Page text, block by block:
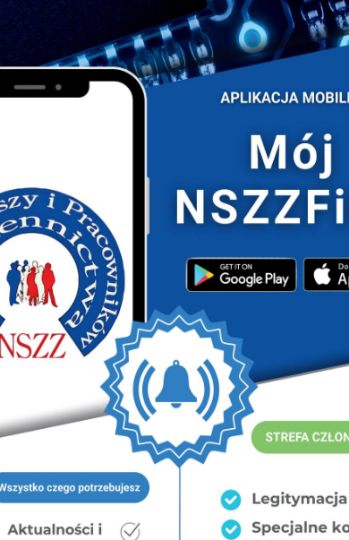
przestawił sprawozdanie ze spotkania z
jakie odbyło się w dniu 13 listopada 2013
do wolnych wniosków i dyskusji plenarnej,
na atmosferę w jednostkach Służby
z prawnymi mające na celu wyjaśnić omówione
Więziennej.
PW Zarządu Głównego zaplanowano na grudzień
NSZZF i PW w Katowicach z dnia
Okręgowego NSZZF i PW w Katowicach z dnia